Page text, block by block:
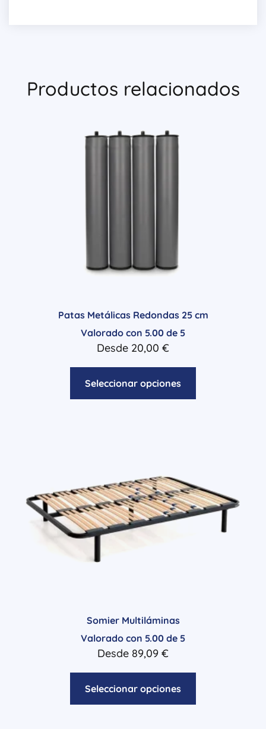
Productos relacionados
Patas Metálicas Redondas 25 cm
Valorado con 5.00 de 5
Desde 20,00 €
Seleccionar opciones
Somier Multiláminas
Valorado con 5.00 de 5
Desde 89,09 €
Seleccionar opciones